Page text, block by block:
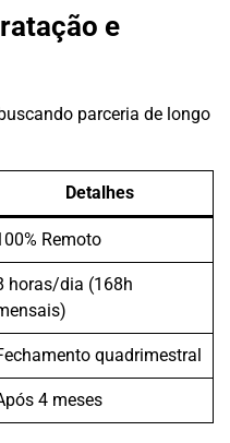
e
parceria de longo
Detalhes
Remoto
horas/dia (168h
quadrimestral
4 meses